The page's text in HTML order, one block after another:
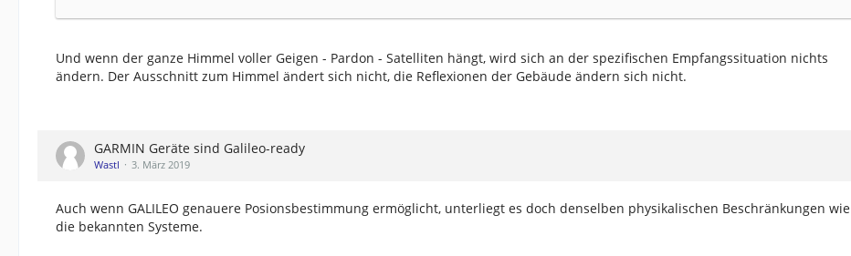
Und wenn der ganze Himmel voller Geigen - Pardon - Satelliten hängt, wird sich an der spezifischen Empfangssituation nichts
ändern. Der Ausschnitt zum Himmel ändert sich nicht, die Reflexionen der Gebäude ändern sich nicht.
GARMIN Geräte sind Galileo-ready
Wastl 3. März 2019
Auch wenn GALILEO genauere Posionsbestimmung ermöglicht, unterliegt es doch denselben physikalischen Beschränkungen wie
die bekannten Systeme.